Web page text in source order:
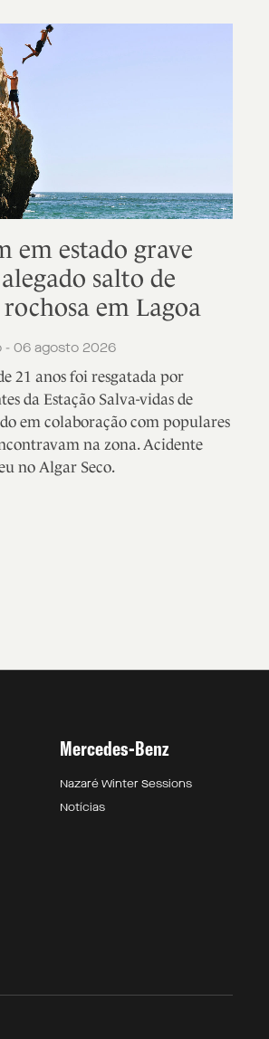
em estado grave
salto de
em Lagoa
- 06 agosto 2026
21 anos foi resgatada por
da Estação Salva-vidas de
em colaboração com populares
na zona. Acidente
no Algar Seco.
Mercedes-Benz
Nazaré Winter Sessions
Notícias